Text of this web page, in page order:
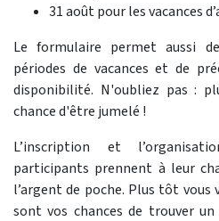
31 août pour les vacances
Le formulaire permet aussi
périodes de vacances et de
disponibilité. N'oubliez pas :
chance d'être jumelé !
L’inscription et
participants prennent à leur
l’argent de poche. Plus tôt vous
sont vos chances de trouver